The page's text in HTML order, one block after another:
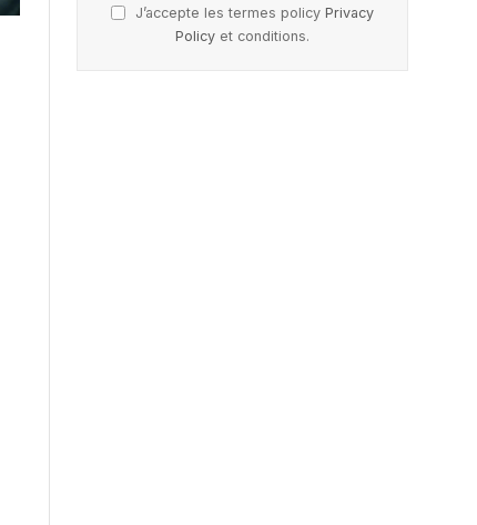
J’accepte les termes policy Privacy
Policy et conditions.